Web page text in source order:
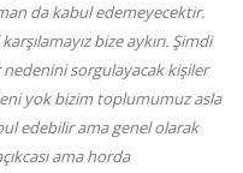
da kabul edemeyecektir.
bize aykırı. Şimdi
nedenini sorgulayacak kişiler
yok bizim toplumumuz asla
edebilir ama genel olarak
ama horda